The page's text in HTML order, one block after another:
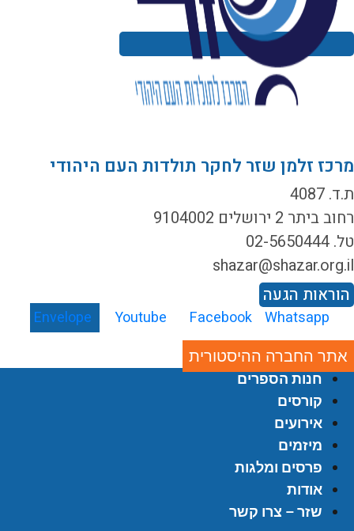
זלמן שזר לחקר תולדות העם היהודי
4087
ביתר 2 ירושלים 9104002
הגעה
Envelope Youtube Facebook Whatsapp
אתר החברה ההיסטורית
חנות הספרים
קורסים
אירועים
מיזמים
פרסים ומלגות
אודות
שזר – צרו קשר